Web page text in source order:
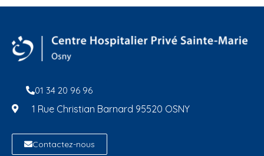
01 34 20 96 96
1 Rue Christian Barnard 95520 OSNY
Contactez-nous